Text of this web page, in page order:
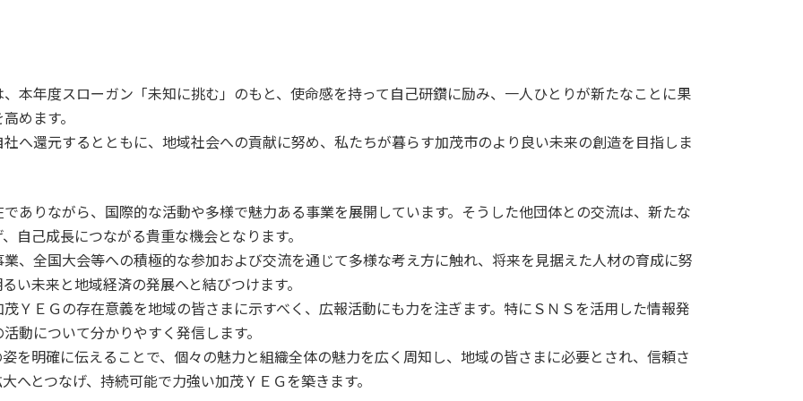
年度スローガン「未知に挑む」のもと、使命感を持って自己研鑽に励み、一人ひとりが新たなことに果
めます。
還元するとともに、地域社会への貢献に努め、私たちが暮らす加茂市のより良い未来の創造を目指しま
りながら、国際的な活動や多様で魅力ある事業を展開しています。そうした他団体との交流は、新たな
自己成長につながる貴重な機会となります。
全国大会等への積極的な参加および交流を通じて多様な考え方に触れ、将来を見据えた人材の育成に努
い未来と地域経済の発展へと結びつけます。
ＥＧの存在意義を地域の皆さまに示すべく、広報活動にも力を注ぎます。特にＳＮＳを活用した情報発
動について分かりやすく発信します。
明確に伝えることで、個々の魅力と組織全体の魅力を広く周知し、地域の皆さまに必要とされ、信頼さ
へとつなげ、持続可能で力強い加茂ＹＥＧを築きます。